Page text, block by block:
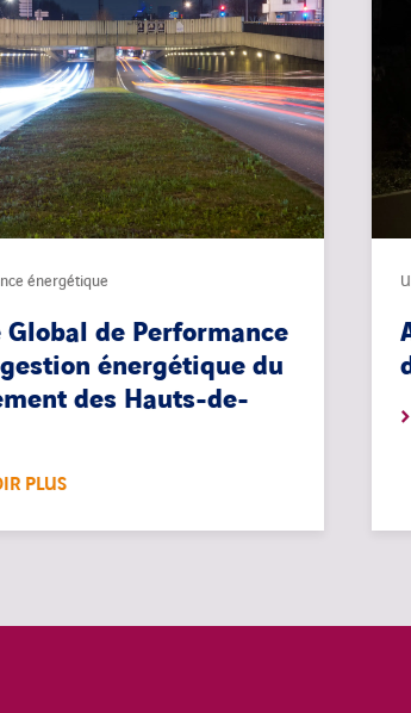
énergétique
de Performance
énergétique du
des Hauts-de-
PLUS